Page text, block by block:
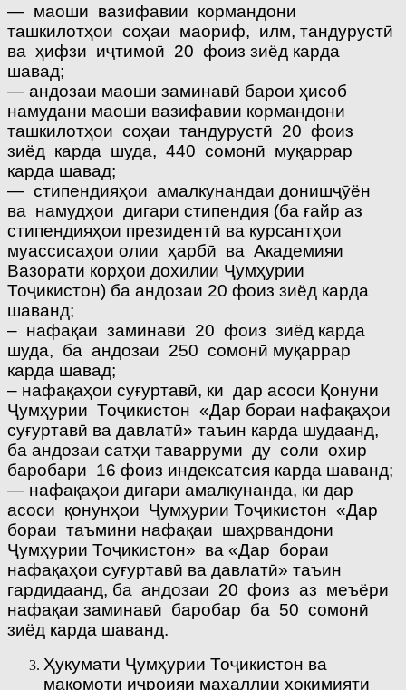
— маоши вазифавии кормандони
ташкилотҳои соҳаи маориф, илм, тандурустӣ
ва ҳифзи иҷтимоӣ 20 фоиз зиёд карда
шавад;
— андозаи маоши заминавӣ барои ҳисоб
намудани маоши вазифавии кормандони
ташкилотҳои соҳаи тандурустӣ 20 фоиз
зиёд карда шуда, 440 сомонӣ муқаррар
карда шавад;
— стипендияҳои амалкунандаи донишҷӯён
ва намудҳои дигари стипендия (ба ғайр аз
стипендияҳои президентӣ ва курсантҳои
муассисаҳои олии ҳарбӣ ва Академияи
Вазорати корҳои дохилии Ҷумҳурии
Тоҷикистон) ба андозаи 20 фоиз зиёд карда
шаванд;
– нафақаи заминавӣ 20 фоиз зиёд карда
шуда, ба андозаи 250 сомонӣ муқаррар
карда шавад;
– нафақаҳои суғуртавӣ, ки дар асоси Қонуни
Ҷумҳурии Тоҷикистон «Дар бораи нафақаҳои
суғуртавӣ ва давлатӣ» таъин карда шудаанд,
ба андозаи сатҳи таварруми ду соли охир
баробари 16 фоиз индексатсия карда шаванд;
— нафақаҳои дигари амалкунанда, ки дар
асоси қонунҳои Ҷумҳурии Тоҷикистон «Дар
бораи таъмини нафақаи шаҳрвандони
Ҷумҳурии Тоҷикистон» ва «Дар бораи
нафақаҳои суғуртавӣ ва давлатӣ» таъин
гардидаанд, ба андозаи 20 фоиз аз меъёри
нафақаи заминавӣ баробар ба 50 сомонӣ
зиёд карда шаванд.
Ҳукумати Ҷумҳурии Тоҷикистон ва
мақомоти иҷроияи маҳаллии ҳокимияти